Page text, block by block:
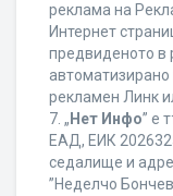
реклама на
Интернет
предвиденото в
рекламен Линк
7. „ Нет Инфо” е
ЕАД, ЕИК
седалище и
”Неделчо